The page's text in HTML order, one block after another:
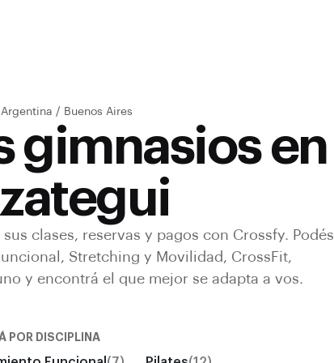
Argentina / Buenos Aires
gimnasios en
clases, reservas y pagos con Crossfy. Podés
Stretching y Movilidad, CrossFit,
y encontrá el que mejor se adapta a vos.
POR DISCIPLINA